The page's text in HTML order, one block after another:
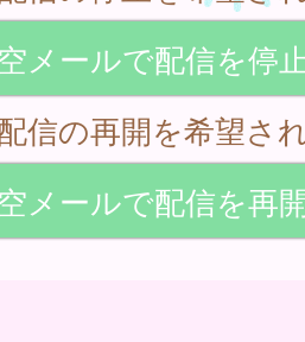
空メールで配信を停
信の再開を希望さ
空メールで配信を再